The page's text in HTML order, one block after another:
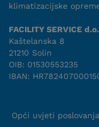
klimatizacijske
FACILITY SERVICE
Kaštelanska 8
21210 Solin
OIB: 01530553235
IBAN:
Opći uvjeti poslovanja